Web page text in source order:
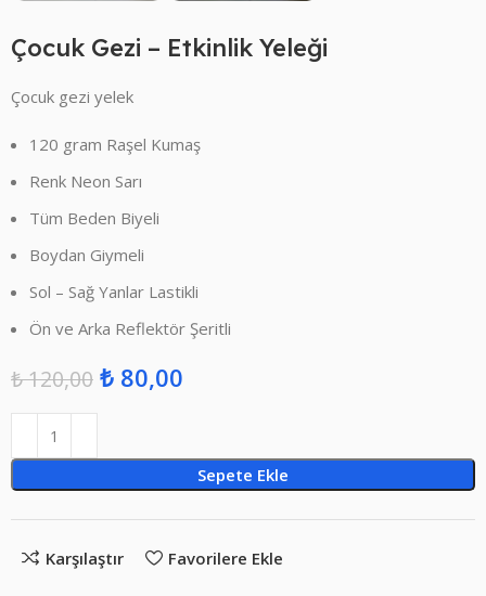
Çocuk Gezi – Etkinlik Yeleği
Çocuk gezi yelek
120 gram Raşel Kumaş
Renk Neon Sarı
Tüm Beden Biyeli
Boydan Giymeli
Sol – Sağ Yanlar Lastikli
Ön ve Arka Reflektör Şeritli
₺120,00 ₺ 80,00
Sepete Ekle
Karşılaştır Favorilere Ekle